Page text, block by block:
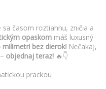
časom roztiahnu, zničia a
opaskom máš luxusný
bez dierok! Nečakaj,
objednaj teraz!🔥👇